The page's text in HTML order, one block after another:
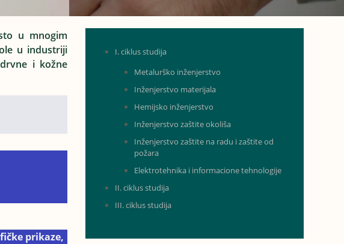
u mnogim
u industriji
i kožne
prikaze,
I. ciklus studija
Metalurško inženjerstvo
Inženjerstvo materijala
Hemijsko inženjerstvo
Inženjerstvo zaštite okoliša
Inženjerstvo zaštite na radu i zaštite od
požara
Elektrotehnika i informacione tehnologije
II. ciklus studija
III. ciklus studija